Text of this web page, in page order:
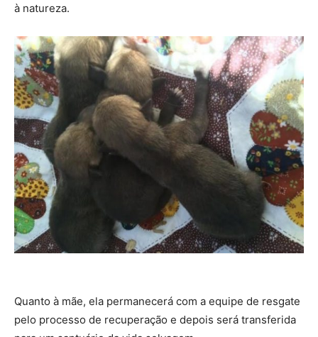
à natureza.
Quanto à mãe, ela permanecerá com a equipe de resgate
pelo processo de recuperação e depois será transferida